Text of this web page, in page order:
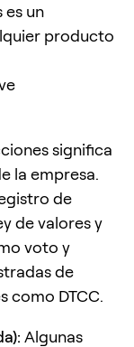
es un
producto
significa
la empresa.
de
de valores y
voto y
de
como DTCC.
Algunas